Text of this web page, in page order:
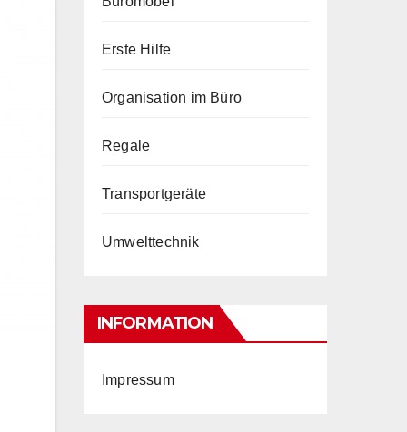
Erste Hilfe
Organisation im Büro
Regale
Transportgeräte
Umwelttechnik
INFORMATION
Impressum